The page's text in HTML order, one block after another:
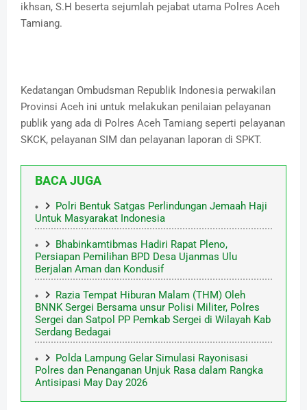
ikhsan, S.H beserta sejumlah pejabat utama Polres Aceh
Tamiang.
Kedatangan Ombudsman Republik Indonesia perwakilan
Provinsi Aceh ini untuk melakukan penilaian pelayanan
publik yang ada di Polres Aceh Tamiang seperti pelayanan
SKCK, pelayanan SIM dan pelayanan laporan di SPKT.
BACA JUGA
Polri Bentuk Satgas Perlindungan Jemaah Haji
Untuk Masyarakat Indonesia
Bhabinkamtibmas Hadiri Rapat Pleno,
Persiapan Pemilihan BPD Desa Ujanmas Ulu
Berjalan Aman dan Kondusif
Razia Tempat Hiburan Malam (THM) Oleh
BNNK Sergei Bersama unsur Polisi Militer, Polres
Sergei dan Satpol PP Pemkab Sergei di Wilayah Kab
Serdang Bedagai
Polda Lampung Gelar Simulasi Rayonisasi
Polres dan Penanganan Unjuk Rasa dalam Rangka
Antisipasi May Day 2026